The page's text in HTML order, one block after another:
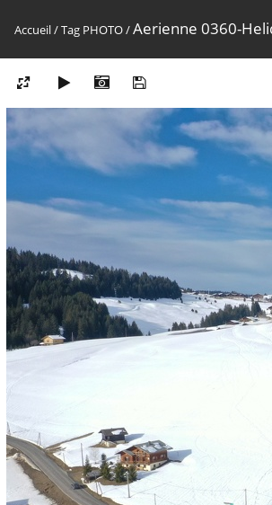
Accueil/Tag PHOTO/Aerienne 0360-